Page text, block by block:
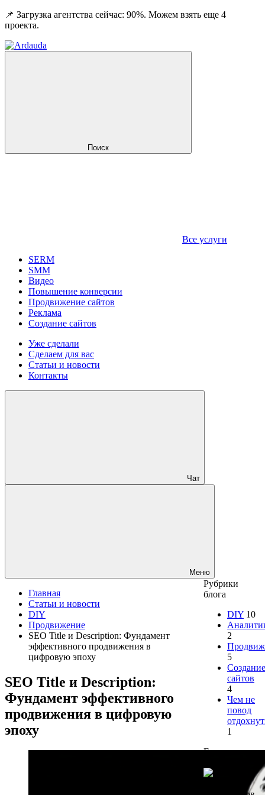
📌 Загрузка агентства сейчас: 90%. Можем взять еще 4
проекта.
Поиск
Все услуги
SERM
SMM
Видео
Повышение конверсии
Продвижение сайтов
Реклама
Создание сайтов
Уже сделали
Сделаем для вас
Статьи и новости
Контакты
Чат
Меню
Главная
Статьи и новости
DIY
Продвижение
SEO Title и Description: Фундамент
эффективного продвижения в
цифровую эпоху
SEO Title и Description:
Фундамент эффективного
продвижения в цифровую
эпоху
Рубрики
блога
DIY 10
2
5
Создание
сайтов
4
Чем не
повод
1
Есть